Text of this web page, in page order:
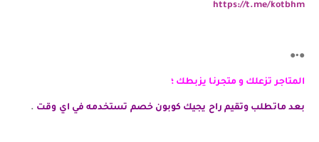
https://t.me/kotbhm
●•●
المتاجر تزعلك و متجرنا يزبطك ؛
بعد ماتطلب وتقيم راح يجيك كوبون خصم تستخدمه في اي وقت .